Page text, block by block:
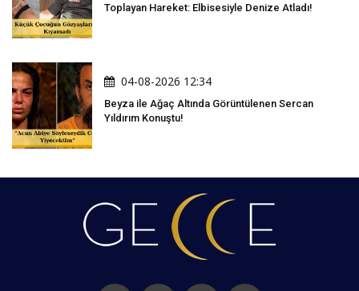
Toplayan Hareket: Elbisesiyle Denize Atladı!
04-08-2026 12:34
Beyza ile Ağaç Altında Görüntülenen Sercan
Yıldırım Konuştu!